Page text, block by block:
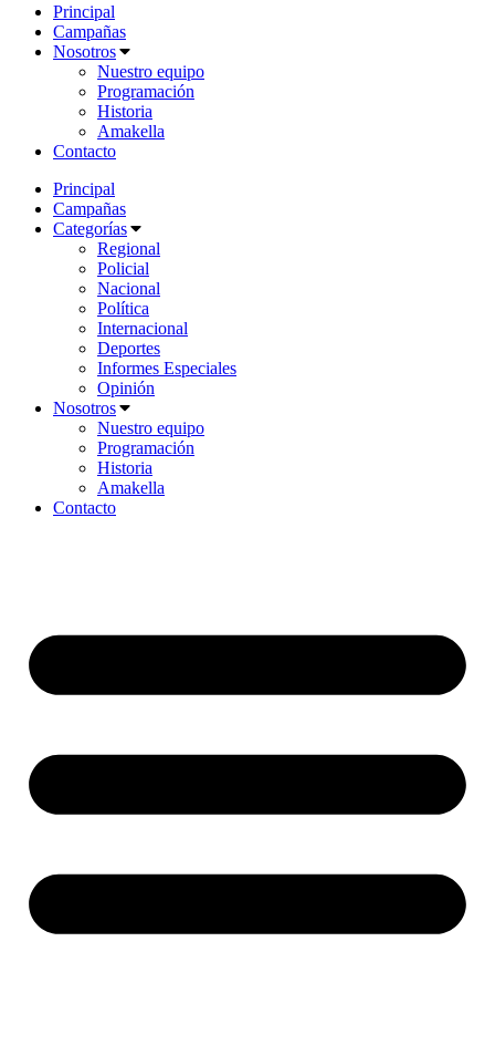
Principal
Campañas
Nosotros
Nuestro equipo
Programación
Historia
Amakella
Contacto
Principal
Campañas
Categorías
Regional
Policial
Nacional
Política
Internacional
Deportes
Informes Especiales
Opinión
Nosotros
Nuestro equipo
Programación
Historia
Amakella
Contacto